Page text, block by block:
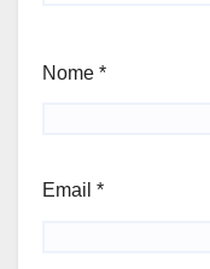
Nome *
Email *